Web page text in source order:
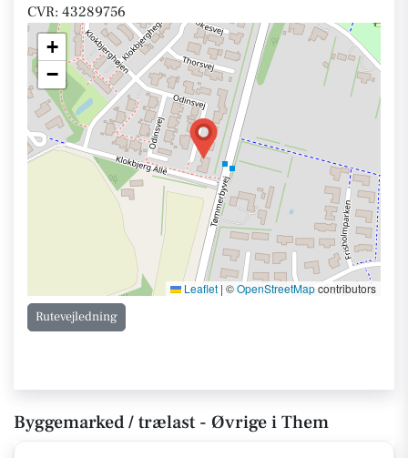
CVR: 43289756
+
−
Leaflet | ©OpenStreetMapcontributors
Rutevejledning
Byggemarked / trælast - Øvrige i Them